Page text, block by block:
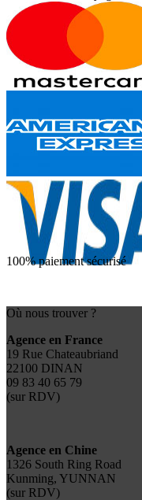
100% paiement sécurisé
Où nous trouver ?
Agence en France
19 Rue Chateaubriand
22100 DINAN
09 83 40 65 79
(sur RDV)
Agence en Chine
1326 South Ring Road
Kunming, YUNNAN
(sur RDV)